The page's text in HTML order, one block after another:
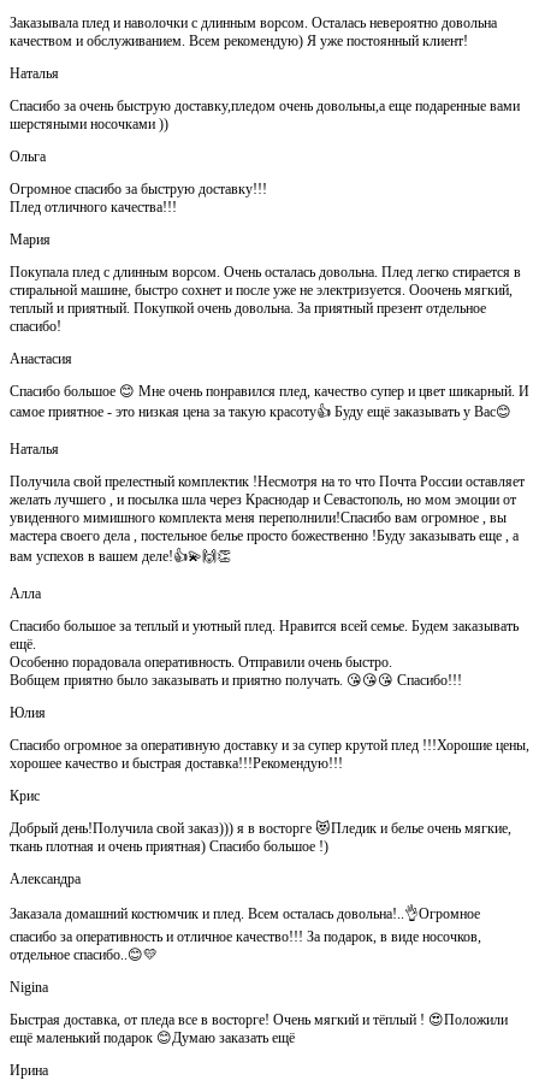
Заказывала плед и наволочки с длинным ворсом. Осталась невероятно довольна
качеством и обслуживанием. Всем рекомендую) Я уже постоянный клиент!
Наталья
Спасибо за очень быструю доставку,пледом очень довольны,а еще подаренные вами
шерстяными носочками ))
Ольга
Огромное спасибо за быструю доставку!!!
Плед отличного качества!!!
Мария
Покупала плед с длинным ворсом. Очень осталась довольна. Плед легко стирается в
стиральной машине, быстро сохнет и после уже не электризуется. Ооочень мягкий,
теплый и приятный. Покупкой очень довольна. За приятный презент отдельное
спасибо!
Анастасия
Спасибо большое 😊 Мне очень понравился плед, качество супер и цвет шикарный. И
самое приятное - это низкая цена за такую красоту👍 Буду ещё заказывать у Вас😊
Наталья
Получила свой прелестный комплектик !Несмотря на то что Почта России оставляет
желать лучшего , и посылка шла через Краснодар и Севастополь, но мом эмоции от
увиденного мимишного комплекта меня переполнили!Спасибо вам огромное , вы
мастера своего дела , постельное белье просто божественно !Буду заказывать еще , а
вам успехов в вашем деле!👍💫🙌👏
Алла
Спасибо большое за теплый и уютный плед. Нравится всей семье. Будем заказывать
ещё.
Особенно порадовала оперативность. Отправили очень быстро.
Вобщем приятно было заказывать и приятно получать. 😘😘😘 Спасибо!!!
Юлия
Спасибо огромное за оперативную доставку и за супер крутой плед !!!Хорошие цены,
хорошее качество и быстрая доставка!!!Рекомендую!!!
Крис
Добрый день!Получила свой заказ))) я в восторге 😻Пледик и белье очень мягкие,
ткань плотная и очень приятная) Спасибо большое !)
Александра
Заказала домашний костюмчик и плед. Всем осталась довольна!..👌Огромное
спасибо за оперативность и отличное качество!!! За подарок, в виде носочков,
отдельное спасибо..😊💛
Nigina
Быстрая доставка, от пледа все в восторге! Очень мягкий и тёплый ! 😍Положили
ещё маленький подарок 😊Думаю заказать ещё
Ирина